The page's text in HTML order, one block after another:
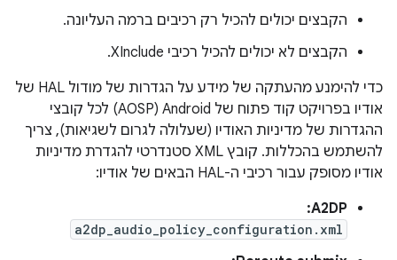
הקבצים יכולים להכיל רק רכיבים ברמה העליונה.
הקבצים לא יכולים להכיל רכיבי XInclude.
כדי להימנע מהעתקה של מידע על הגדרות של מודול HAL של
אודיו בפרויקט קוד פתוח של Android‏ (AOSP) לכל קובצי
ההגדרות של מדיניות האודיו (שעלולה לגרום לשגיאות), צריך
להשתמש בהכללות. קובץ XML סטנדרטי להגדרת מדיניות
אודיו מסופק עבור רכיבי ה-HAL הבאים של אודיו:
A2DP:
a2dp_audio_policy_configuration.xml